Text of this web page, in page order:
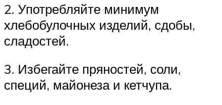
2. Употребляйте минимум
хлебобулочных изделий, сдобы,
сладостей.
3. Избегайте пряностей, соли,
специй, майонеза и кетчупа.